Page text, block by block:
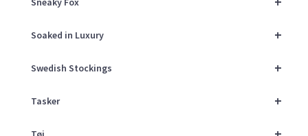
+
Soaked in Luxury
+
Swedish Stockings
+
Tasker